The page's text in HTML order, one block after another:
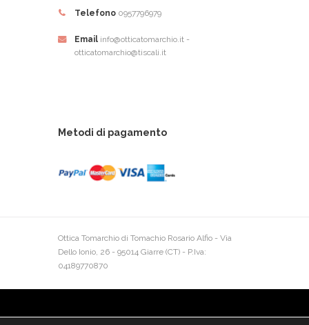
Telefono 0957796979
Email info@otticatomarchio.it -
otticatomarchio@tiscali.it
Metodi di pagamento
Ottica Tomarchio di Tomachio Rosario Alfio - Via
Dello Ionio, 26 - 95014 Giarre (CT) - P.Iva:
04189770870